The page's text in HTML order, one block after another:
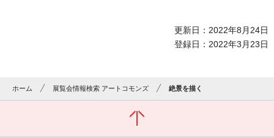
更新日：2022年8月24日
登録日：2022年3月23日
ホーム 展覧会情報検索 アートコモンズ 絶景を描く